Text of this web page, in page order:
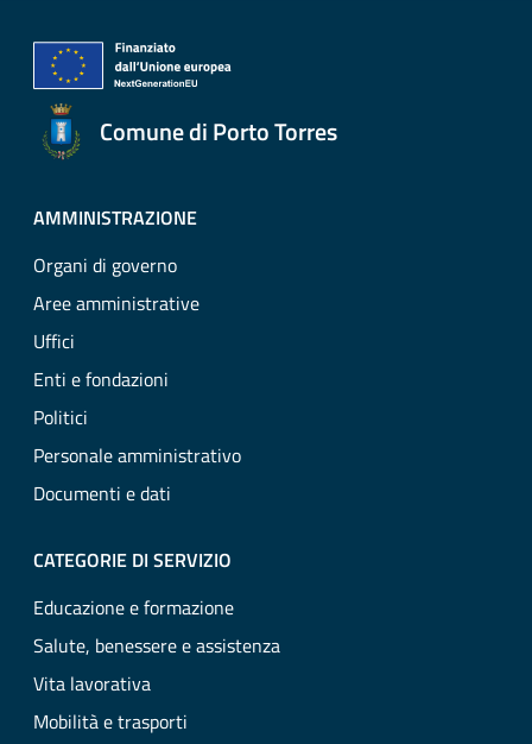
Comune di Porto Torres
AMMINISTRAZIONE
Organi di governo
Aree amministrative
Uffici
Enti e fondazioni
Politici
Personale amministrativo
Documenti e dati
CATEGORIE DI SERVIZIO
Educazione e formazione
Salute, benessere e assistenza
Vita lavorativa
Mobilità e trasporti